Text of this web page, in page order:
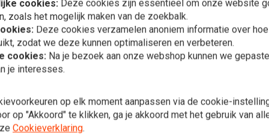
Plaats ook een review
In
MOTO
€201,62
cookies: Deze cookies zijn essentieel om onze website
zoals het mogelijk maken van de zoekbalk.
Deze cookies verzamelen anoniem informatie over
zodat we deze kunnen optimaliseren en verbeteren.
cookies: Na je bezoek aan onze webshop kunnen we
je interesses.
op elk moment aanpassen via de cookie-
op "Akkoord" te klikken, ga je akkoord met het gebruik van
Cookieverklaring.